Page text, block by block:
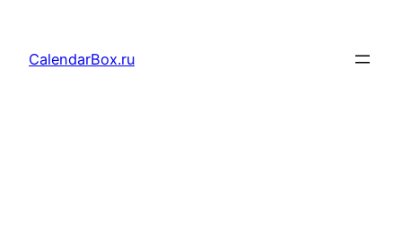
содержимому
CalendarBox.ru